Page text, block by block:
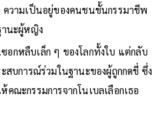
วามเป็นอยู่ของคนชนชั้นกรรมาชีพ
านะผู้หญิง
อกหลืบเล็ก ๆ ของโลกทั้งใบ แต่กลับ
สบการณ์ร่วมในฐานะของผู้ถูกกดขี่ ซึ่ง
คณะกรรมการจากโนเบลเลือกเธอ